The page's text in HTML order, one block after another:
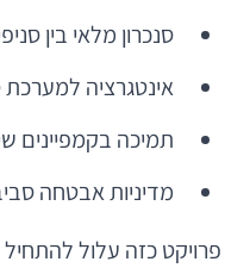
סנכרון מלאי בין
אינטגרציה למערכת
תמיכה בקמפיינים
מדיניות אבטחה